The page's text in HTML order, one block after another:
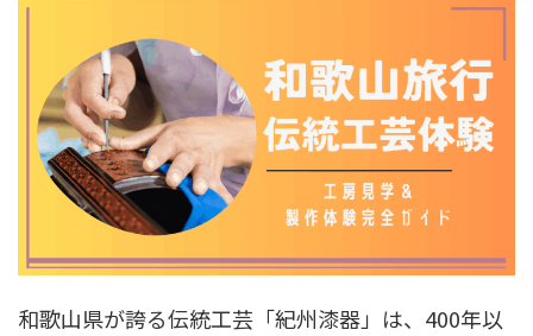
和歌山県が誇る伝統工芸「紀州漆器」は、400年以